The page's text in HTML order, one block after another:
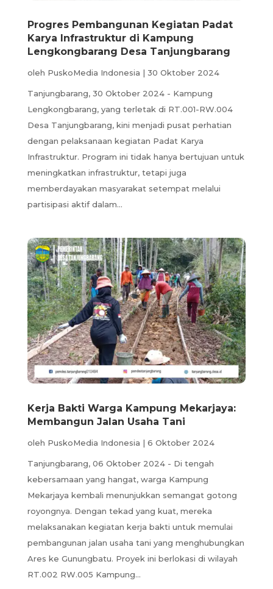
Progres Pembangunan Kegiatan Padat
Karya Infrastruktur di Kampung
Lengkongbarang Desa Tanjungbarang
oleh PuskoMedia Indonesia | 30 Oktober 2024
Tanjungbarang, 30 Oktober 2024 - Kampung
Lengkongbarang, yang terletak di RT.001-RW.004
Desa Tanjungbarang, kini menjadi pusat perhatian
dengan pelaksanaan kegiatan Padat Karya
Infrastruktur. Program ini tidak hanya bertujuan untuk
meningkatkan infrastruktur, tetapi juga
memberdayakan masyarakat setempat melalui
partisipasi aktif dalam...
Kerja Bakti Warga Kampung Mekarjaya:
Membangun Jalan Usaha Tani
oleh PuskoMedia Indonesia | 6 Oktober 2024
Tanjungbarang, 06 Oktober 2024 - Di tengah
kebersamaan yang hangat, warga Kampung
Mekarjaya kembali menunjukkan semangat gotong
royongnya. Dengan tekad yang kuat, mereka
melaksanakan kegiatan kerja bakti untuk memulai
pembangunan jalan usaha tani yang menghubungkan
Ares ke Gunungbatu. Proyek ini berlokasi di wilayah
RT.002 RW.005 Kampung...